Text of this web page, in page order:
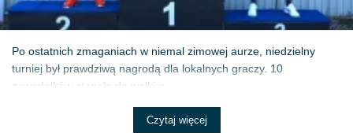
Po ostatnich zmaganiach w niemal zimowej aurze, niedzielny
turniej był prawdziwą nagrodą dla lokalnych graczy. 10
zawodników stanęło do walki o ...
Czytaj więcej